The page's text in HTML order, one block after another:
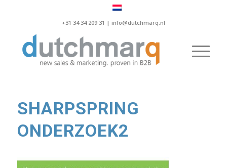
+31 34 34 209 31 | info@dutchmarq.nl
SHARPSPRING
ONDERZOEK2